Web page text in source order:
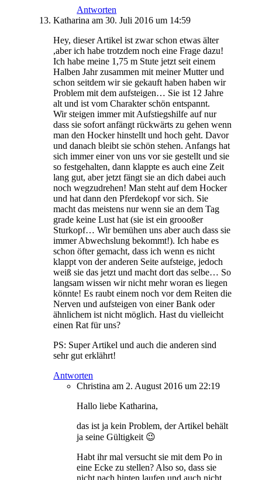
Antworten
Katharina am 30. Juli 2016 um 14:59
Hey, dieser Artikel ist zwar schon etwas älter
,aber ich habe trotzdem noch eine Frage dazu!
Ich habe meine 1,75 m Stute jetzt seit einem
Halben Jahr zusammen mit meiner Mutter und
schon seitdem wir sie gekauft haben haben wir
Problem mit dem aufsteigen… Sie ist 12 Jahre
alt und ist vom Charakter schön entspannt.
Wir steigen immer mit Aufstiegshilfe auf nur
dass sie sofort anfängt rückwärts zu gehen wenn
man den Hocker hinstellt und hoch geht. Davor
und danach bleibt sie schön stehen. Anfangs hat
sich immer einer von uns vor sie gestellt und sie
so festgehalten, dann klappte es auch eine Zeit
lang gut, aber jetzt fängt sie an dich dabei auch
noch wegzudrehen! Man steht auf dem Hocker
und hat dann den Pferdekopf vor sich. Sie
macht das meistens nur wenn sie an dem Tag
grade keine Lust hat (sie ist ein groooßer
Sturkopf… Wir bemühen uns aber auch dass sie
immer Abwechslung bekommt!). Ich habe es
schon öfter gemacht, dass ich wenn es nicht
klappt von der anderen Seite aufsteige, jedoch
weiß sie das jetzt und macht dort das selbe… So
langsam wissen wir nicht mehr woran es liegen
könnte! Es raubt einem noch vor dem Reiten die
Nerven und aufsteigen von einer Bank oder
ähnlichem ist nicht möglich. Hast du vielleicht
einen Rat für uns?
PS: Super Artikel und auch die anderen sind
sehr gut erklährt!
Antworten
Christina am 2. August 2016 um 22:19
Hallo liebe Katharina,
das ist ja kein Problem, der Artikel behält
ja seine Gültigkeit 😉
Habt ihr mal versucht sie mit dem Po in
eine Ecke zu stellen? Also so, dass sie
nicht nach hinten laufen und auch nicht